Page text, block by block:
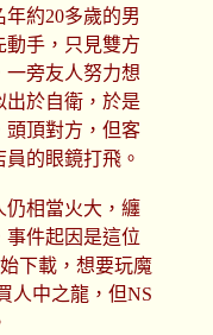
約20多歲的男
動手，只見雙方
一旁友人努力想
出於自衛，於是
頭頂對方，但客
的眼鏡打飛。
仍相當火大，纏
事件起因是這位
下載，想要玩魔
人中之龍，但NS